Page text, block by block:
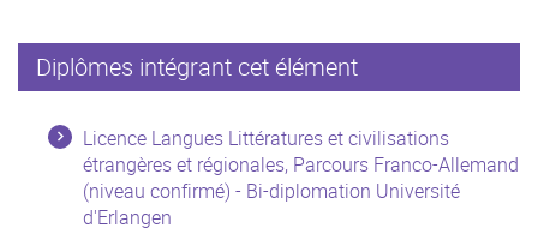
Diplômes intégrant cet élément
Licence Langues Littératures et civilisations
étrangères et régionales, Parcours Franco-Allemand
(niveau confirmé) - Bi-diplomation Université
d'Erlangen